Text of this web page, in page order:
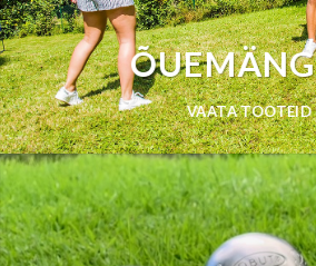
VAATA TOOTEID